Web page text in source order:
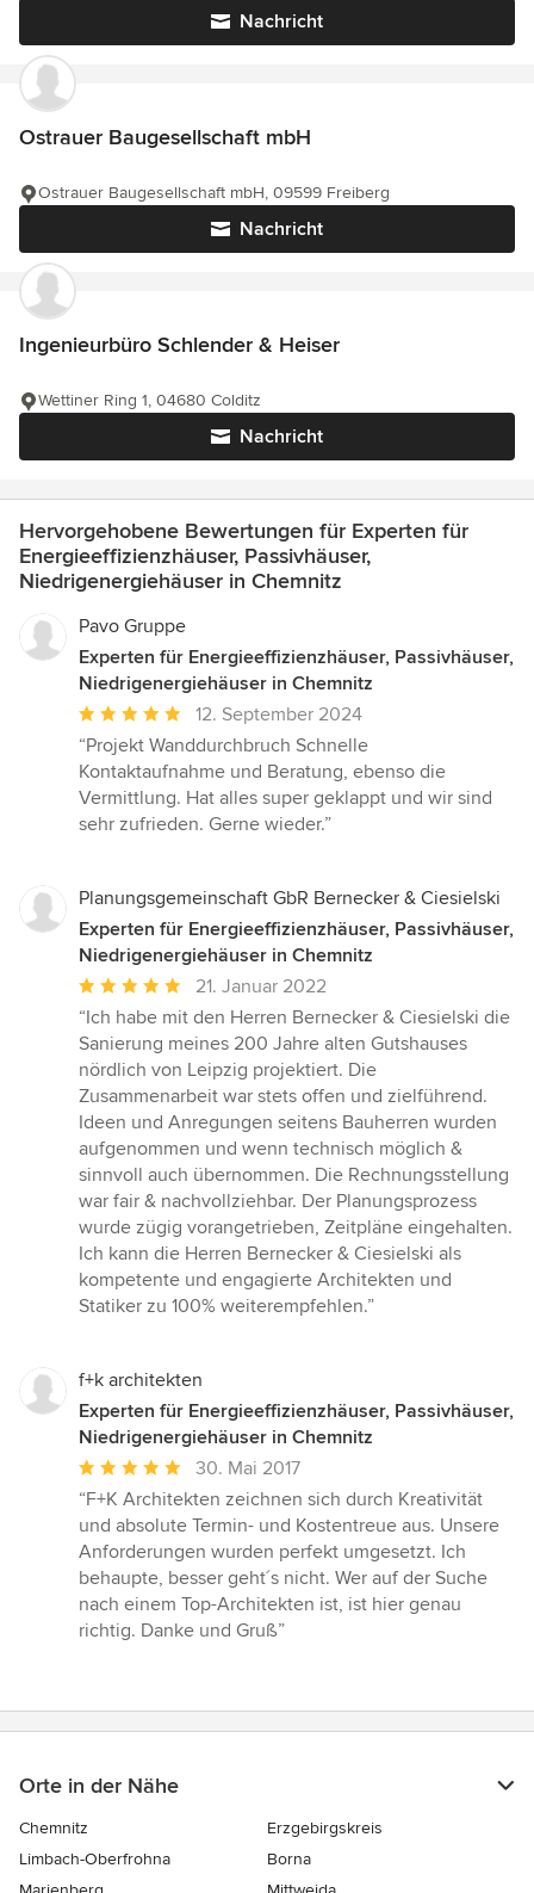
Nachricht
Ostrauer Baugesellschaft mbH
Nachricht
Ostrauer Baugesellschaft mbH, 09599 Freiberg
Ingenieurbüro Schlender & Heiser
Nachricht
Wettiner Ring 1, 04680 Colditz
Hervorgehobene Bewertungen für Experten für
Energieeffizienzhäuser, Passivhäuser,
Niedrigenergiehäuser in Chemnitz
Pavo Gruppe
Experten für Energieeffizienzhäuser, Passivhäuser,
Niedrigenergiehäuser in Chemnitz
Durchschnittliche
Bewertung:
5
von
5
12. September 2024
“Projekt Wanddurchbruch Schnelle
Kontaktaufnahme und Beratung, ebenso die
Vermittlung. Hat alles super geklappt und wir sind
sehr zufrieden. Gerne wieder.”
Planungsgemeinschaft GbR Bernecker & Ciesielski
Experten für Energieeffizienzhäuser, Passivhäuser,
Niedrigenergiehäuser in Chemnitz
Durchschnittliche
Bewertung:
5
von
5
Sternen
21. Januar 2022
“Ich habe mit den Herren Bernecker & Ciesielski die
Sanierung meines 200 Jahre alten Gutshauses
nördlich von Leipzig projektiert. Die
Zusammenarbeit war stets offen und zielführend.
Ideen und Anregungen seitens Bauherren wurden
aufgenommen und wenn technisch möglich &
sinnvoll auch übernommen. Die Rechnungsstellung
war fair & nachvollziehbar. Der Planungsprozess
wurde zügig vorangetrieben, Zeitpläne eingehalten.
Ich kann die Herren Bernecker & Ciesielski als
kompetente und engagierte Architekten und
Statiker zu 100% weiterempfehlen.”
f+k architekten
Experten für Energieeffizienzhäuser, Passivhäuser,
Niedrigenergiehäuser in Chemnitz
Durchschnittliche
Bewertung:
5
von
5
Sternen
30. Mai 2017
“F+K Architekten zeichnen sich durch Kreativität
und absolute Termin- und Kostentreue aus. Unsere
Anforderungen wurden perfekt umgesetzt. Ich
behaupte, besser geht´s nicht. Wer auf der Suche
nach einem Top-Architekten ist, ist hier genau
richtig. Danke und Gruß”
Orte in der Nähe
Chemnitz
Erzgebirgskreis
Limbach-Oberfrohna
Borna